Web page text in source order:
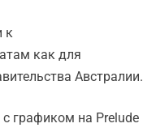
к
как для
Австралии.
графиком на Prelude